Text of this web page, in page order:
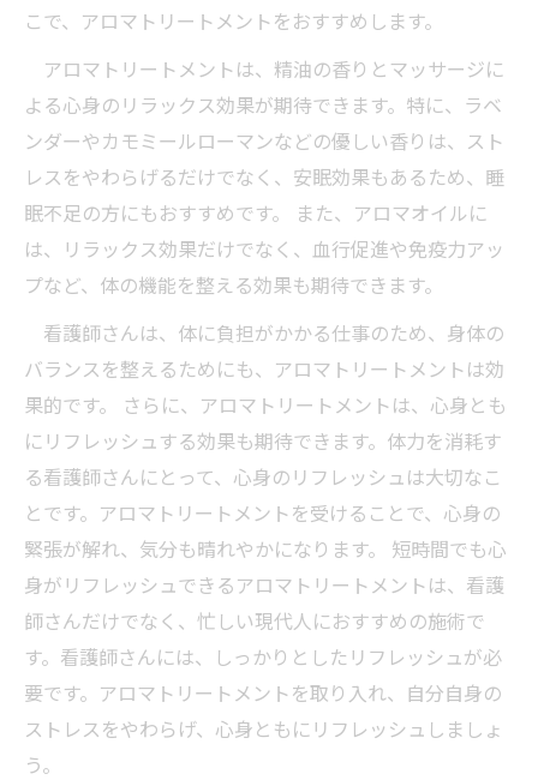
こで、アロマトリートメントをおすすめします。
アロマトリートメントは、精油の香りとマッサージに
よる心身のリラックス効果が期待できます。特に、ラベ
ンダーやカモミールローマンなどの優しい香りは、スト
レスをやわらげるだけでなく、安眠効果もあるため、睡
眠不足の方にもおすすめです。 また、アロマオイルに
は、リラックス効果だけでなく、血行促進や免疫力アッ
プなど、体の機能を整える効果も期待できます。
看護師さんは、体に負担がかかる仕事のため、身体の
バランスを整えるためにも、アロマトリートメントは効
果的です。 さらに、アロマトリートメントは、心身とも
にリフレッシュする効果も期待できます。体力を消耗す
る看護師さんにとって、心身のリフレッシュは大切なこ
とです。アロマトリートメントを受けることで、心身の
緊張が解れ、気分も晴れやかになります。 短時間でも心
身がリフレッシュできるアロマトリートメントは、看護
師さんだけでなく、忙しい現代人におすすめの施術で
す。看護師さんには、しっかりとしたリフレッシュが必
要です。アロマトリートメントを取り入れ、自分自身の
ストレスをやわらげ、心身ともにリフレッシュしましょ
う。